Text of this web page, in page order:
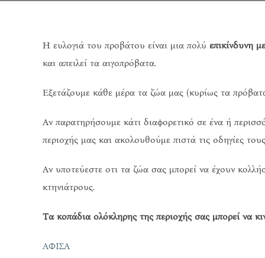
Η ευλογιά του προβάτου είναι μια πολύ επικίνδυνη
και απειλεί τα αιγοπρόβατα.
Εξετάζουμε κάθε μέρα τα ζώα μας (κυρίως τα
Αν παρατηρήσουμε κάτι διαφορετικό σε ένα ή
περιοχής μας και ακολουθούμε πιστά τις οδηγίες
Αν υποτεύεστε οτι τα ζώα σας μπορεί να έχουν
κτηνιάτρους.
Τα κοπάδια ολόκληρης της περιοχής σας μπορεί να
ΑΦΙΣΑ